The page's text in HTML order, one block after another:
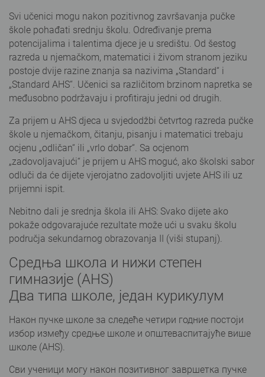
Svi učenici mogu nakon pozitivnog završavanja pučke
škole pohađati srednju školu. Određivanje prema
potencijalima i talentima djece je u središtu. Od šestog
razreda u njemačkom, matematici i živom stranom jeziku
postoje dvije razine znanja sa nazivima „Standard“ i
„Standard AHS“. Učenici sa različitom brzinom napretka se
međusobno podržavaju i profitiraju jedni od drugih.
Za prijem u AHS djeca u svjedodžbi četvrtog razreda pučke
škole u njemačkom, čitanju, pisanju i matematici trebaju
ocjenu „odličan“ ili „vrlo dobar“. Sa ocjenom
„zadovoljavajući“ je prijem u AHS moguć, ako školski sabor
odluči da će dijete vjerojatno zadovoljiti uvjete AHS ili uz
prijemni ispit.
Nebitno dali je srednja škola ili AHS: Svako dijete ako
pokaže odgovarajuće rezultate može ući u svaku školu
područja sekundarnog obrazovanja II (viši stupanj).
Средња школа и нижи степен
гимназије (AHS)
Два типа школе, један курикулум
Након пучке школе за следеће четири годние постоји
избор између средње школе и општеваспитајуће више
школе (AHS).
Сви ученици могу након позитивног завршетка пучке